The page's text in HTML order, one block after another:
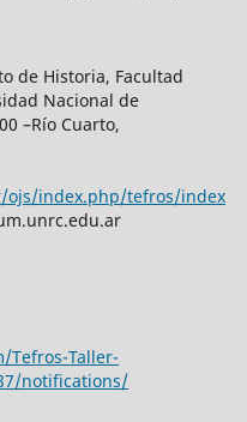
de Historia, Facultad
Nacional de
–Río Cuarto,
index.php/tefros/index
Tefros-Taller-
notifications/